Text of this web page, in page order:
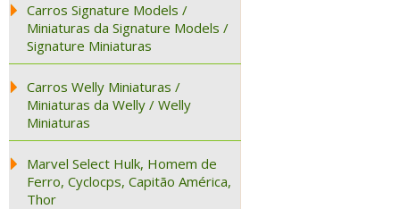
Carros Signature Models /
Miniaturas da Signature Models /
Signature Miniaturas
Carros Welly Miniaturas /
Miniaturas da Welly / Welly
Miniaturas
Marvel Select Hulk, Homem de
Ferro, Cyclocps, Capitão América,
Thor